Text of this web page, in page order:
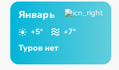
Январь
+5° +7°
Туров нет